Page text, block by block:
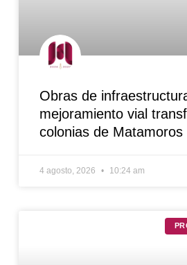
Obras de
mejoramiento vial
colonias de Matamoros
4 agosto, 2026 10:24 am